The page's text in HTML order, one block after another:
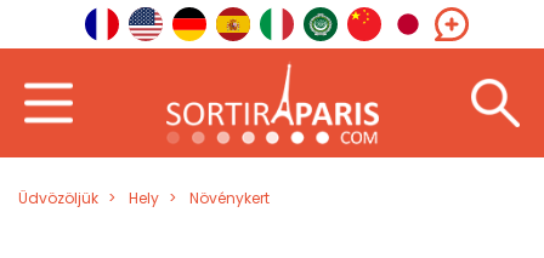
Üdvözöljük Hely Növénykert